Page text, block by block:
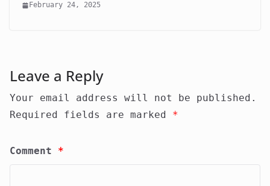
February 24, 2025
Leave a Reply
Your email address will not be published.
Required fields are marked *
Comment *